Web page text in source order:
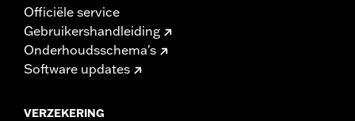
Officiële service
Gebruikershandleiding
Onderhoudsschema's
Software updates
VERZEKERING